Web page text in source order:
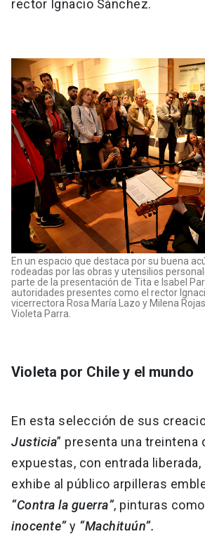
rector Ignacio Sánchez.
En un espacio que destaca por su buena
rodeadas por las obras y utensilios
parte de la presentación de Tita e Isabel
autoridades presentes como el rector
vicerrectora Rosa María Lazo y Milena
Violeta Parra.
Violeta por Chile y el mundo
En esta selección de sus
Justicia” presenta una treintena
expuestas, con entrada liberada,
exhibe al público arpilleras
“Contra la guerra”, pinturas como
inocente”y “Machituún”.